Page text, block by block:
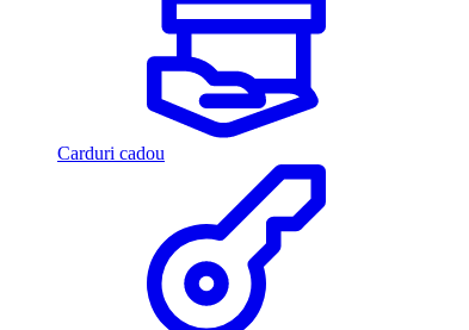
Carduri cadou